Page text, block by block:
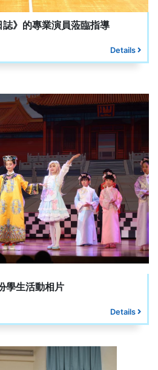
誌》的專業演員蒞臨指導
Details
學生活動相片
Details